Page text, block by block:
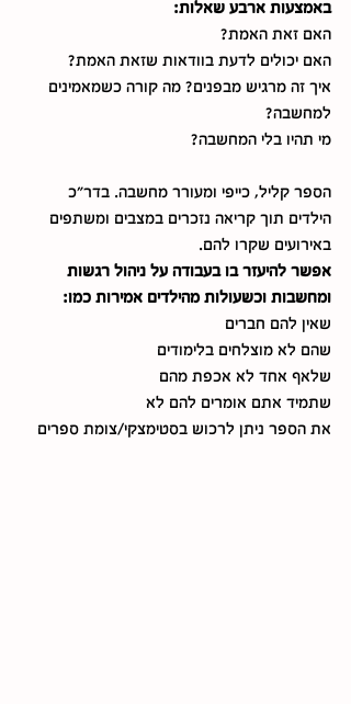
באמצעות ארבע שאלות:
האם זאת האמת?
האם יכולים לדעת בוודאות שזאת האמת?
איך זה מרגיש מבפנים? מה קורה כשמאמינים
למחשבה?
מי תהיו בלי המחשבה?
הספר קליל, כייפי ומעורר מחשבה. בדר"כ
הילדים תוך קריאה נזכרים במצבים ומשתפים
באירועים שקרו להם.
אפשר להיעזר בו בעבודה על ניהול רגשות
ומחשבות וכשעולות מהילדים אמירות כמו:
שאין להם חברים
שהם לא מוצלחים בלימודים
שלאף אחד לא אכפת מהם
שתמיד אתם אומרים להם לא
את הספר ניתן לרכוש בסטימצקי/צומת ספרים